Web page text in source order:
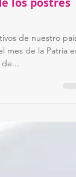
de nuestro país